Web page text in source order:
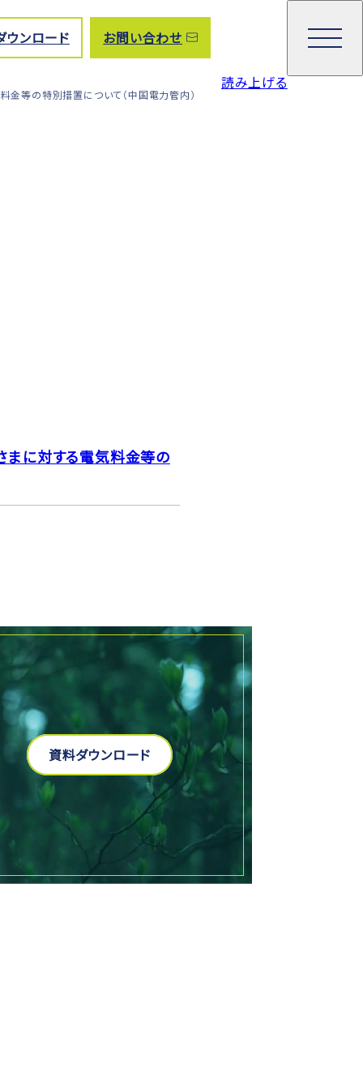
読み上げる
ウンロード お問い合わせ
等の特別措置について（中国電力管内）
に対する電気料金等の
資料ダウンロード